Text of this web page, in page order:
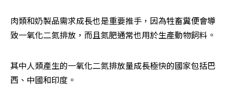
肉類和奶製品需求成長也是重要推手，因為牲畜糞便會導
致一氧化二氮排放，而且氮肥通常也用於生產動物飼料。
其中人類產生的一氧化二氮排放量成長極快的國家包括巴
西、中國和印度。